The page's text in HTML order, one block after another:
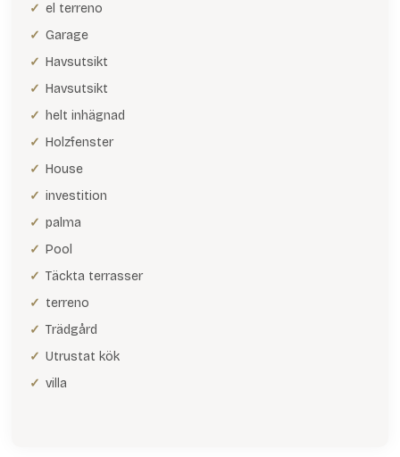
el terreno
Garage
Havsutsikt
Havsutsikt
helt inhägnad
Holzfenster
House
investition
palma
Pool
Täckta terrasser
terreno
Trädgård
Utrustat kök
villa